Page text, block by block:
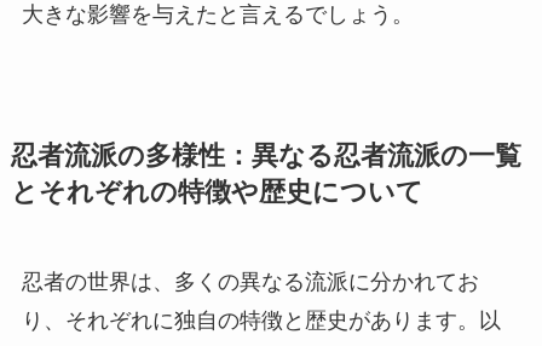
大きな影響を与えたと言えるでしょう。
忍者流派の多様性：異なる忍者流派の一覧
とそれぞれの特徴や歴史について
忍者の世界は、多くの異なる流派に分かれてお
り、それぞれに独自の特徴と歴史があります。以